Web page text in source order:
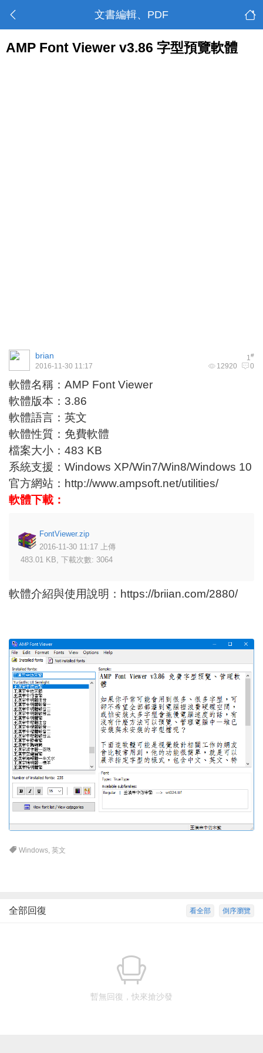
文書編輯、PDF
AMP Font Viewer v3.86 字型預覽軟體
1#
brian
12920 0
2016-11-30 11:17
軟體名稱：AMP Font Viewer
軟體版本：3.86
軟體語言：英文
軟體性質：免費軟體
檔案大小：483 KB
系統支援：Windows XP/Win7/Win8/Windows 10
官方網站： http://www.ampsoft.net/utilities/
軟體下載：
FontViewer.zip
2016-11-30 11:17 上傳
483.01 KB, 下載次數: 3064
軟體介紹與使用說明： https://briian.com/2880/
Windows,英文
倒序瀏覽
看全部
全部回復
暫無回復，快來搶沙發